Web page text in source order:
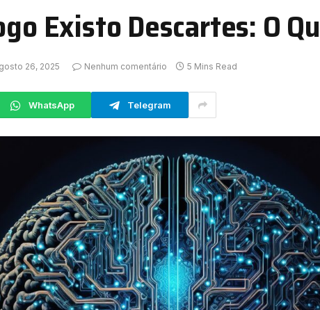
Existo Descartes: O
26, 2025 Nenhum comentário 5 Mins Read
WhatsApp Telegram